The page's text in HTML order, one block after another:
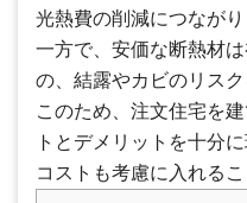
光熱費の削減につながり
一方で、安価な断熱材
の、結露やカビのリス
このため、注文住宅を
トとデメリットを十分
コストも考慮に入れるこ